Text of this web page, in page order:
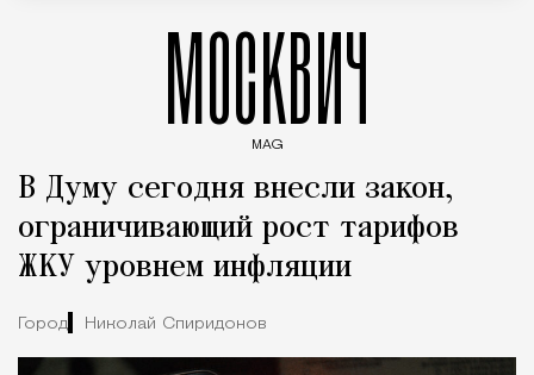
МОСКВИЧ
MAG
В Думу сегодня внесли закон,
ограничивающий рост тарифов
ЖКУ уровнем инфляции
Город Николай Спиридонов